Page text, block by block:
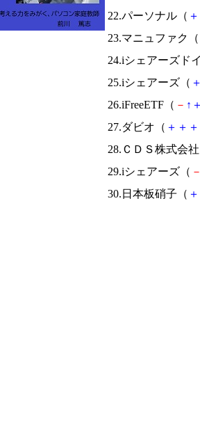
22.パーソナル（ ＋
23.マニュファク（
24.iシェアーズド
25.iシェアーズ（
26.iFreeETF（ － ↑
27.ダビオ（ ＋ ＋ ＋
28.ＣＤＳ株式会
29.iシェアーズ（
30.日本板硝子（ ＋